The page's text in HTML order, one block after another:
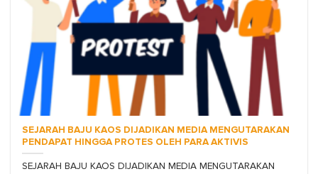
SEJARAH BAJU KAOS DIJADIKAN MEDIA MENGUTARAKAN
PENDAPAT HINGGA PROTES OLEH PARA AKTIVIS
SEJARAH BAJU KAOS DIJADIKAN MEDIA MENGUTARAKAN